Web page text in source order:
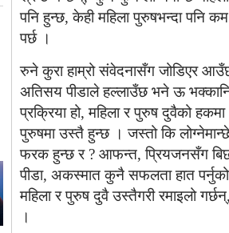
पनि हुन्छ, केही महिला पुरुषभन्दा पनि
पर्छ ।
रुने कुरा हाम्रो संवेदनासँग जोडिएर
अतिसय पीडाले हल्लाउँछ भने ऊ
प्रक्रिया हो, महिला र पुरुष दुवैको
पुरुषमा उस्तै हुन्छ । जस्तो कि
फरक हुन्छ र ? आफन्त, पि्रयजनसँग
पीडा, अकस्मात कुनै सफलता हात
महिला र पुरुष दुवै उस्तैगरी रमाइलो
।